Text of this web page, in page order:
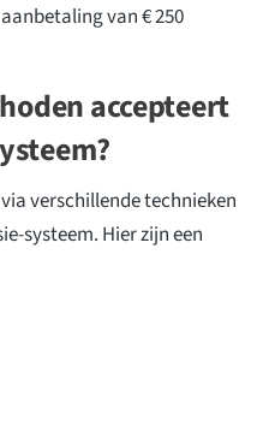
van € 250
accepteert
verschillende technieken
systeem. Hier zijn een